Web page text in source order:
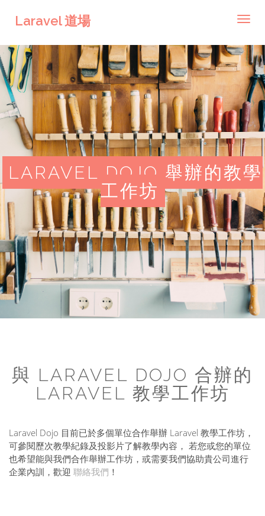
Laravel 道場
LARAVEL DOJO 舉辦的教學
工作坊
與 LARAVEL DOJO 合辦的
LARAVEL 教學工作坊
Laravel Dojo 目前已於多個單位合作舉辦 Laravel 教學工作坊，
可參閱歷次教學紀錄及投影片了解教學內容， 若您或您的單位
也希望能與我們合作舉辦工作坊，或需要我們協助貴公司進行
企業內訓，歡迎 聯絡我們 ！